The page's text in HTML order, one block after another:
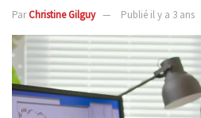
ParChristine Gilguy Publié il y a 3 ans